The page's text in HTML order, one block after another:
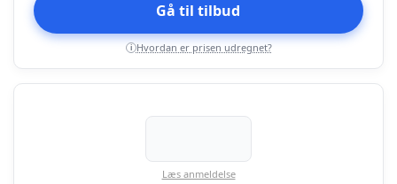
Gå til tilbud
i Hvordan er prisen udregnet?
Læs anmeldelse